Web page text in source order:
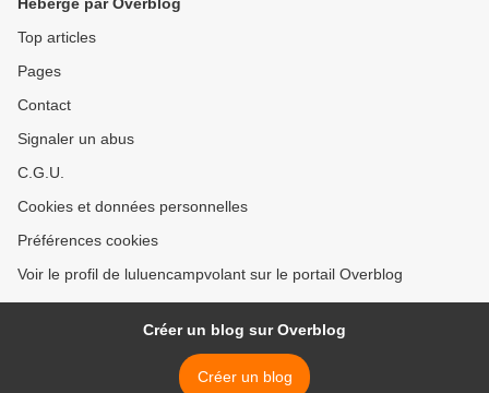
Top articles
Pages
Contact
Signaler un abus
C.G.U.
Cookies et données personnelles
Préférences cookies
Voir le profil de luluencampvolant sur le portail Overblog
Créer un blog sur Overblog
Créer un blog